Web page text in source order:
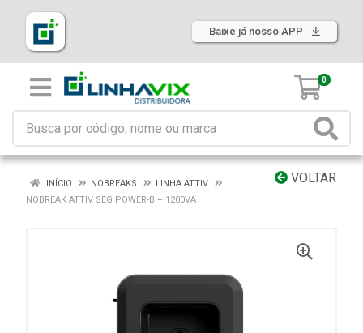
Baixe já nosso APP
0
VOLTAR
INÍCIO NOBREAKS
LINHA ATTIV
NOBREAK ATTIV SEG POWER-BI+ 1200VA